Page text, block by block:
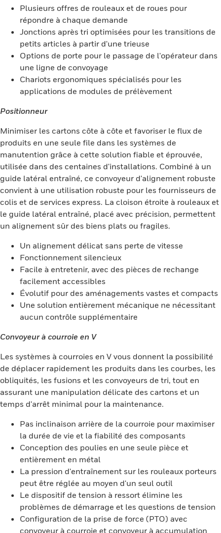
Plusieurs offres de rouleaux et de roues pour
répondre à chaque demande
Jonctions après tri optimisées pour les transitions de
petits articles à partir d'une trieuse
Options de porte pour le passage de l'opérateur dans
une ligne de convoyage
Chariots ergonomiques spécialisés pour les
applications de modules de prélèvement
Positionneur
Minimiser les cartons côte à côte et favoriser le flux de
produits en une seule file dans les systèmes de
manutention grâce à cette solution fiable et éprouvée,
utilisée dans des centaines d'installations. Combiné à un
guide latéral entraîné, ce convoyeur d'alignement robuste
convient à une utilisation robuste pour les fournisseurs de
colis et de services express. La cloison étroite à rouleaux et
le guide latéral entraîné, placé avec précision, permettent
un alignement sûr des biens plats ou fragiles.
Un alignement délicat sans perte de vitesse
Fonctionnement silencieux
Facile à entretenir, avec des pièces de rechange
facilement accessibles
Évolutif pour des aménagements vastes et compacts
Une solution entièrement mécanique ne nécessitant
aucun contrôle supplémentaire
Convoyeur à courroie en V
Les systèmes à courroies en V vous donnent la possibilité
de déplacer rapidement les produits dans les courbes, les
obliquités, les fusions et les convoyeurs de tri, tout en
assurant une manipulation délicate des cartons et un
temps d'arrêt minimal pour la maintenance.
Pas inclinaison arrière de la courroie pour maximiser
la durée de vie et la fiabilité des composants
Conception des poulies en une seule pièce et
entièrement en métal
La pression d'entraînement sur les rouleaux porteurs
peut être réglée au moyen d'un seul outil
Le dispositif de tension à ressort élimine les
problèmes de démarrage et les questions de tension
Configuration de la prise de force (PTO) avec
convoyeur à courroie et convoyeur à accumulation